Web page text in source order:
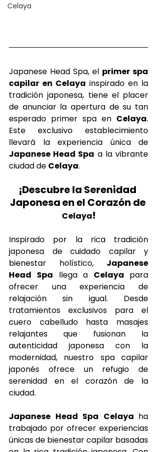
Celaya
Japanese Head Spa, el primer spa
capilar en Celaya inspirado en la
tradición japonesa, tiene el placer
de anunciar la apertura de su tan
esperado primer spa en Celaya.
Este exclusivo establecimiento
Japanese Head Spa a la vibrante
ciudad de Celaya.
¡Descubre la Serenidad
Japonesa en el Corazón de
Celaya!
Inspirado por la rica tradición
japonesa de cuidado capilar y
bienestar holístico, Japanese
Head Spa llega a Celaya para
ofrecer una experiencia de
relajación sin igual. Desde
tratamientos exclusivos para el
cuero cabelludo hasta masajes
relajantes que fusionan la
autenticidad japonesa con la
modernidad, nuestro spa capilar
japonés ofrece un refugio de
serenidad en el corazón de la
ciudad.
Japanese Head Spa Celaya ha
trabajado por ofrecer experiencias
únicas de bienestar capilar basadas